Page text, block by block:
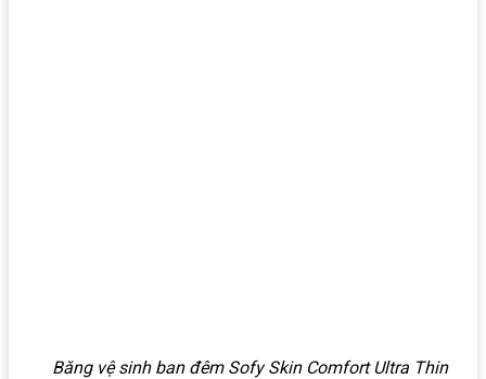
Băng vệ sinh ban đêm Sofy Skin Comfort Ultra Thin